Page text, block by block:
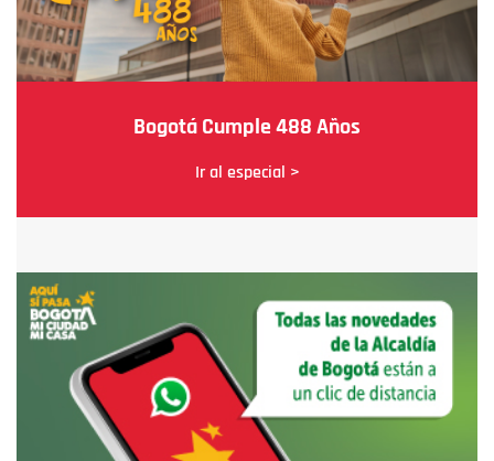
Bogotá Cumple 488 Años
Ir al especial >